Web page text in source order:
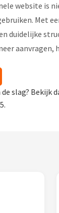
website is
Met
duidelijke
aanvragen,
slag? Bekijk